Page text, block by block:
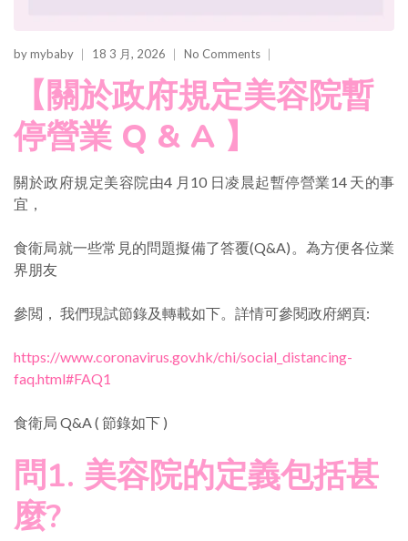
bymybaby 18 3 月, 2026 No Comments
【關於政府規定美容院暫
停營業 Q & A 】
關於政府規定美容院由4 月10 日凌晨起暫停營業14 天的事
宜，
食衛局就一些常見的問題擬備了答覆(Q&A)。為方便各位業
界朋友
參閲， 我們現試節錄及轉載如下。詳情可參閱政府網頁:
https://www.coronavirus.gov.hk/chi/social_distancing-
faq.html#FAQ1
食衛局 Q&A ( 節錄如下 )
問1. 美容院的定義包括甚
麼?